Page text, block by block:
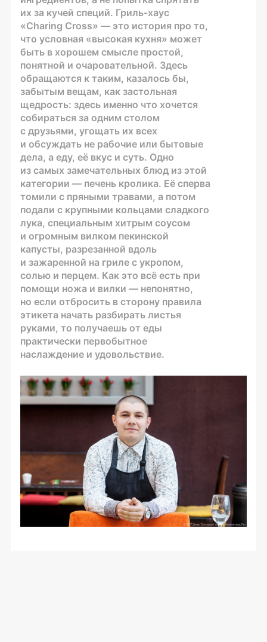
их за кучей специй. Гриль-хаус
«Charing Cross» — это история про то,
что условная «высокая кухня» может
быть в хорошем смысле простой,
понятной и очаровательной. Здесь
обращаются к таким, казалось бы,
забытым вещам, как застольная
щедрость: здесь именно что хочется
собираться за одним столом
с друзьями, угощать их всех
и обсуждать не рабочие или бытовые
дела, а еду, её вкус и суть. Одно
из самых замечательных блюд из этой
категории — печень кролика. Её сперва
томили с пряными травами, а потом
подали с крупными кольцами сладкого
лука, специальным хитрым соусом
и огромным вилком пекинской
капусты, разрезанной вдоль
и зажаренной на гриле с укропом,
солью и перцем. Как это всё есть при
помощи ножа и вилки — непонятно,
но если отбросить в сторону правила
этикета начать разбирать листья
руками, то получаешь от еды
практически первобытное
наслаждение и удовольствие.